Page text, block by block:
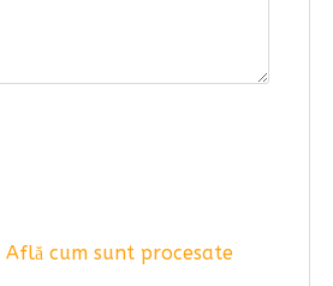
Află cum sunt procesate